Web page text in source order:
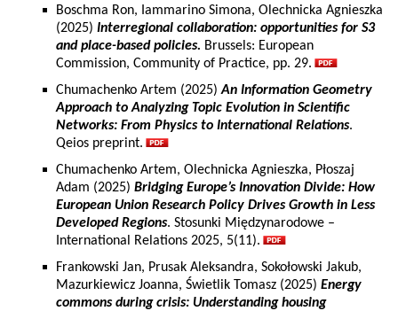
Boschma Ron, Iammarino Simona, Olechnicka Agnieszka
(2025) Interregional collaboration: opportunities for S3
and place-based policies. Brussels: European
Commission, Community of Practice, pp. 29.
Chumachenko Artem (2025)An Information Geometry
Approach to Analyzing Topic Evolution in Scientific
Networks: From Physics to International Relations.
Qeios preprint.
Chumachenko Artem, Olechnicka Agnieszka, Płoszaj
Adam (2025) Bridging Europe’s Innovation Divide: How
European Union Research Policy Drives Growth in Less
Developed Regions. Stosunki Międzynarodowe –
International Relations 2025, 5(11).
Frankowski Jan, Prusak Aleksandra, Sokołowski Jakub,
Mazurkiewicz Joanna, Świetlik Tomasz (2025) Energy
commons during crisis: Understanding housing